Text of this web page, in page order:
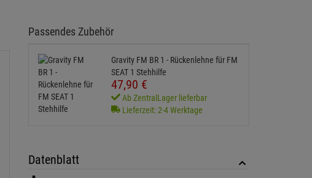
Passendes Zubehör
Gravity FM BR 1 - Rückenlehne für FM
SEAT 1 Stehhilfe
47,90 €
Ab ZentralLager lieferbar
Lieferzeit: 2-4 Werktage
Datenblatt